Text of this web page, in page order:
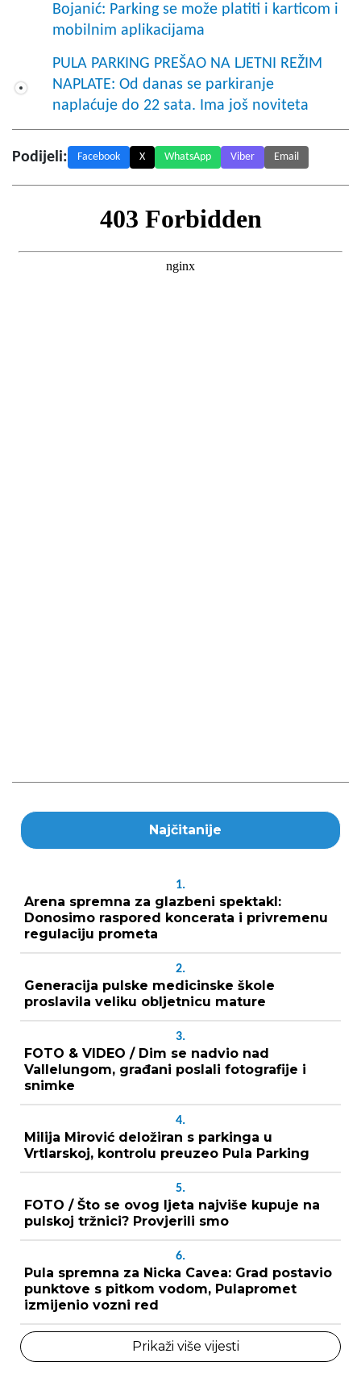
Bojanić: Parking se može platiti i karticom i
mobilnim aplikacijama
PULA PARKING PREŠAO NA LJETNI REŽIM
NAPLATE: Od danas se parkiranje
naplaćuje do 22 sata. Ima još noviteta
Podijeli: Facebook X WhatsApp Viber Email
Najčitanije
1.
Arena spremna za glazbeni spektakl:
Donosimo raspored koncerata i privremenu
regulaciju prometa
2.
Generacija pulske medicinske škole
proslavila veliku obljetnicu mature
3.
FOTO & VIDEO / Dim se nadvio nad
Vallelungom, građani poslali fotografije i
snimke
4.
Milija Mirović deložiran s parkinga u
Vrtlarskoj, kontrolu preuzeo Pula Parking
5.
FOTO / Što se ovog ljeta najviše kupuje na
pulskoj tržnici? Provjerili smo
6.
Pula spremna za Nicka Cavea: Grad postavio
punktove s pitkom vodom, Pulapromet
izmijenio vozni red
Prikaži više vijesti